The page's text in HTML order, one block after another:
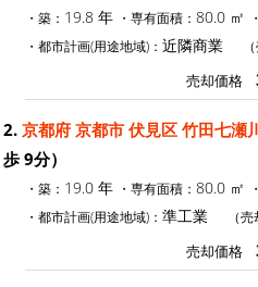
・築： 19.8 年 ・専有面積： 80.0 ㎡
・都市計画(用途地域)： 近隣商業
売却価格
2. 京都府 京都市 伏見区 竹田七瀬
歩 9分）
・築： 19.0 年 ・専有面積： 80.0 ㎡
・都市計画(用途地域)： 準工業 （
売却価格